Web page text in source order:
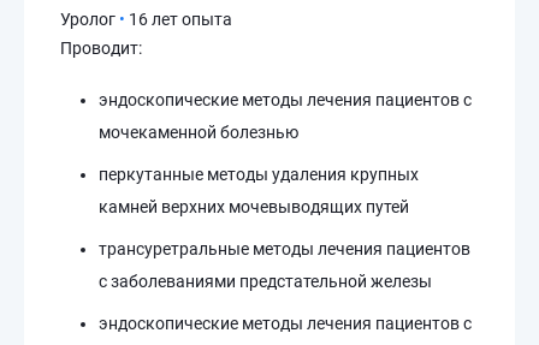
Уролог • 16 лет опыта
Проводит:
эндоскопические методы лечения пациентов с
мочекаменной болезнью
перкутанные методы удаления крупных
камней верхних мочевыводящих путей
трансуретральные методы лечения пациентов
с заболеваниями предстательной железы
эндоскопические методы лечения пациентов с